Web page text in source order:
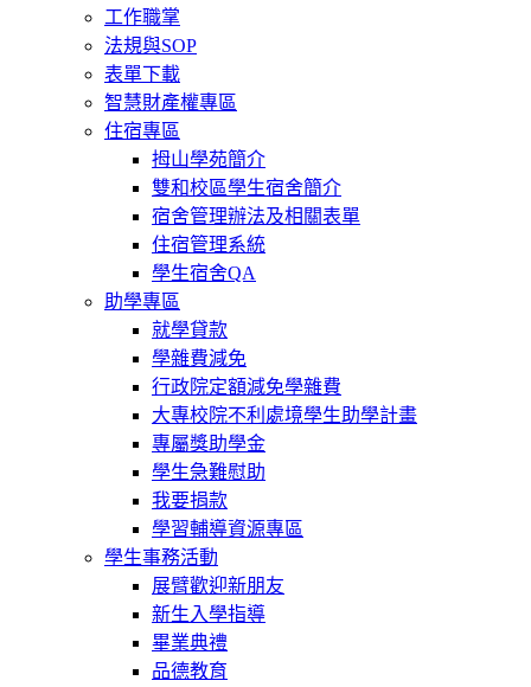
工作職掌
法規與SOP
表單下載
智慧財產權專區
住宿專區
拇山學苑簡介
雙和校區學生宿舍簡介
宿舍管理辦法及相關表單
住宿管理系統
學生宿舍QA
助學專區
就學貸款
學雜費減免
行政院定額減免學雜費
大專校院不利處境學生助學計畫
專屬獎助學金
學生急難慰助
我要捐款
學習輔導資源專區
學生事務活動
展臂歡迎新朋友
新生入學指導
畢業典禮
品德教育